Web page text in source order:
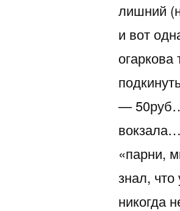
лишний
и вот
—
«парни,
знал,
никогда